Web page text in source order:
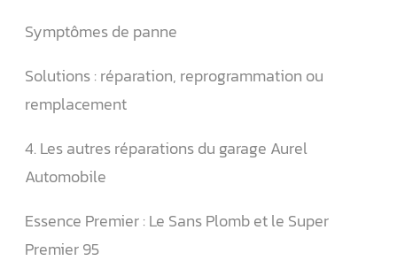
Symptômes de panne
Solutions : réparation, reprogrammation ou
remplacement
4. Les autres réparations du garage Aurel
Automobile
Essence Premier : Le Sans Plomb et le Super
Premier 95